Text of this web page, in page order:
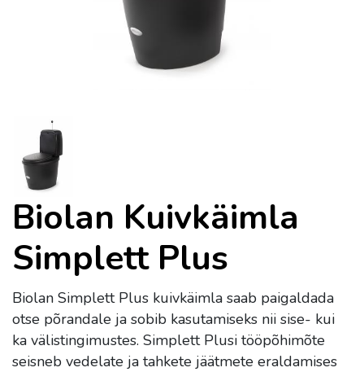
Biolan Kuivkäimla
Simplett Plus
Biolan Simplett Plus kuivkäimla saab paigaldada
otse põrandale ja sobib kasutamiseks nii sise- kui
ka välistingimustes. Simplett Plusi tööpõhimõte
seisneb vedelate ja tahkete jäätmete eraldamises